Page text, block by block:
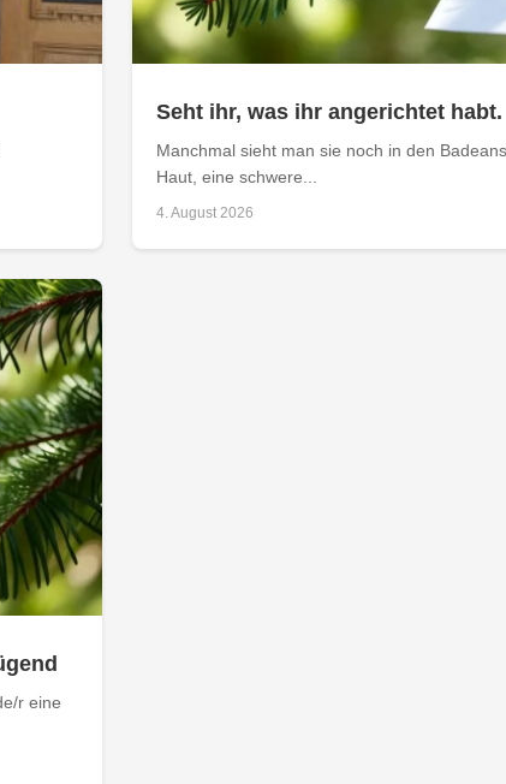
Seht ihr, was ihr angerichtet habt.
Manchmal sieht man sie noch in den
Haut, eine schwere...
4. August 2026
r eine